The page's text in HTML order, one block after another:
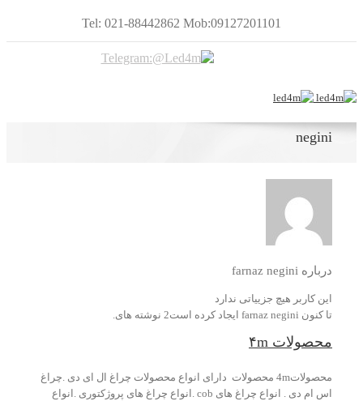
Tel: 021-88442862 Mob:09127201101
negini
درباره farnaz negini
این کاربر هیچ جزییاتی ندارد
تا کنون farnaz negini ایجاد کرده است2 نوشته های.
محصولات ۴m
محصولات4m محصولات دارای انواع محصولات چراغ ال ای دی .چراغ
اس ام دی . انواع چراغ های cob .انواع چراغ های پروژکتوری .انواع